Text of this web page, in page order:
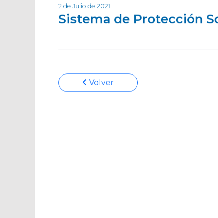
2 de Julio de 2021
Sistema de Protección
Volver